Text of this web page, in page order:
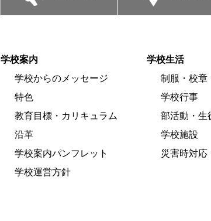
学校案内
学校からのメッセージ
特色
教育目標・カリキュラム
沿革
学校案内パンフレット
学校運営方針
学校生活
制服・校章
学校行事
部活動・生
学校施設
災害時対応